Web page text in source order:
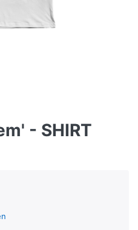
- SHIRT